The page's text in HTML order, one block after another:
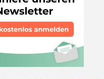
er sicher etwas Zeit
Welt zurechtzufinden. Wir
er nach der Eingewöhnung
Alltag wird.
ist unser Bozont. Er wurde
und gesichert und nun
auf ein schönes